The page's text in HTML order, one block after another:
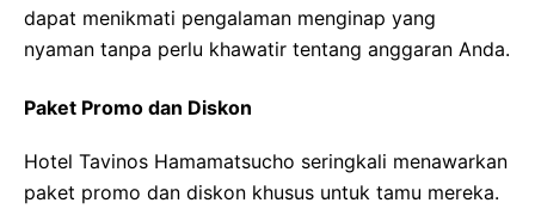
dapat menikmati pengalaman menginap yang
nyaman tanpa perlu khawatir tentang anggaran Anda.
Paket Promo dan Diskon
Hotel Tavinos Hamamatsucho seringkali menawarkan
paket promo dan diskon khusus untuk tamu mereka.